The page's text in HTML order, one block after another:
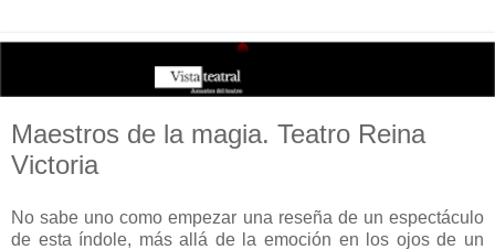
Maestros de la magia. Teatro Reina
Victoria
No sabe uno como empezar una reseña de un espectáculo
de esta índole, más allá de la emoción en los ojos de un